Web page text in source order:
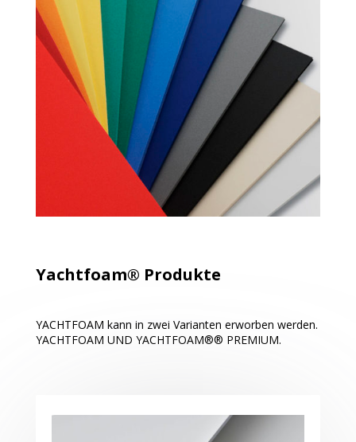
Yachtfoam® Produkte
YACHTFOAM kann in zwei Varianten erworben werden.
YACHTFOAM UND YACHTFOAM®® PREMIUM.